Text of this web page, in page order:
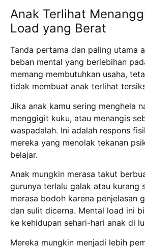
Anak Terlihat
Load yang Berat
Tanda pertama dan paling utama
beban mental yang berlebihan
memang membutuhkan usaha,
tidak membuat anak terlihat
Jika anak kamu sering menghela
menggigit kuku, atau menangis
waspadalah. Ini adalah respons
mereka yang menolak tekanan
belajar.
Anak mungkin merasa takut
gurunya terlalu galak atau kurang
merasa bodoh karena penjelasan
dan sulit dicerna. Mental load ini
ke kehidupan sehari-hari anak di
Mereka mungkin menjadi lebih